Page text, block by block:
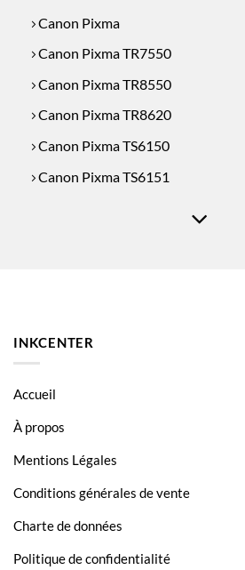
Canon Pixma
Canon Pixma TR7550
Canon Pixma TR8550
Canon Pixma TR8620
Canon Pixma TS6150
Canon Pixma TS6151
Canon Pixma TS8150
Canon Pixma TS8151
Canon Pixma TS8152
Canon Pixma TS8241
INKCENTER
Accueil
À propos
Mentions Légales
Conditions générales de vente
Charte de données
Politique de confidentialité